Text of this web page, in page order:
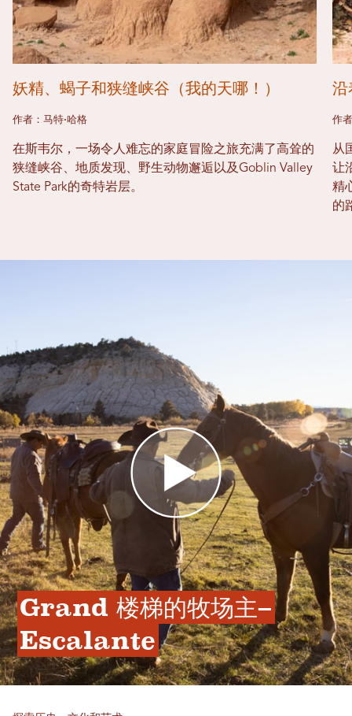
妖精、蝎子和狭缝峡谷（我的天哪！）
作者：马特·哈格
在斯韦尔，一场令人难忘的家庭冒险之旅充满了高耸的
狭缝峡谷、地质发现、野生动物邂逅以及Goblin Valley
State Park的奇特岩层。
作
从
让
精
的
Grand 楼梯的牧场主–
Escalante